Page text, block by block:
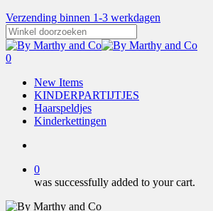
Skip
to
main
content
Verzending binnen 1-3 werkdagen
Close
Search
search
0
New Items
KINDERPARTIJTJES
Haarspeldjes
Kinderkettingen
0
was successfully added to your cart.